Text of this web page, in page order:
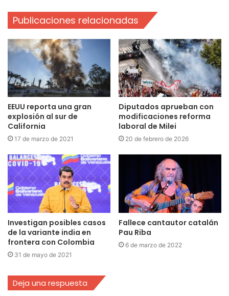
Publicaciones relacionadas
EEUU reporta una gran
explosión al sur de
California
17 de marzo de 2021
Diputados aprueban con
modificaciones reforma
laboral de Milei
20 de febrero de 2026
Investigan posibles casos
de la variante india en
frontera con Colombia
31 de mayo de 2021
Fallece cantautor catalán
Pau Riba
6 de marzo de 2022
Deja una respuesta